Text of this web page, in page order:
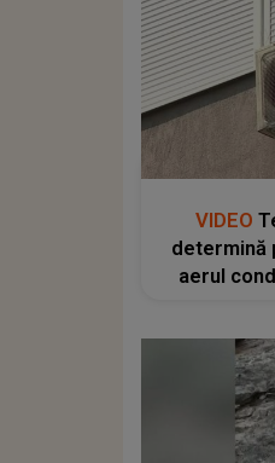
VIDEO
determină
aerul